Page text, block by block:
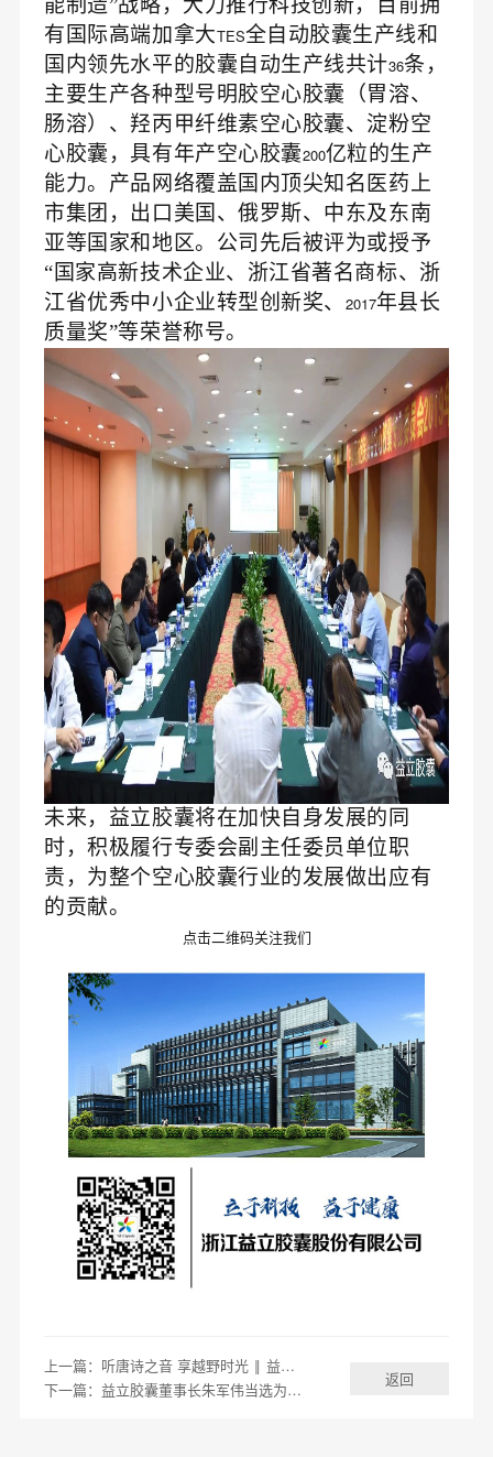
能制造”战略，大力推行科技创新，目前拥
有国际高端加拿大TES全自动胶囊生产线和
国内领先水平的胶囊自动生产线共计36条，
主要生产各种型号明胶空心胶囊（胃溶、
肠溶）、羟丙甲纤维素空心胶囊、淀粉空
心胶囊，具有年产空心胶囊200亿粒的生产
能力。产品网络覆盖国内顶尖知名医药上
市集团，出口美国、俄罗斯、中东及东南
亚等国家和地区。公司先后被评为或授予
“国家高新技术企业、浙江省著名商标、浙
江省优秀中小企业转型创新奖、 2017年县长
质量奖”等荣誉称号。
未来，益立胶囊将在加快自身发展的同
时，积极履行专委会副主任委员单位职
责，为整个空心胶囊行业的发展做出应有
的贡献。
点击二维码关注我们
上一篇：听唐诗之音 享越野时光 ‖ 益立胶囊积极参加第三届唐诗之路•天姥山越野赛
下一篇：益立胶囊董事长朱军伟当选为新昌县胶囊行业协会会长
返回